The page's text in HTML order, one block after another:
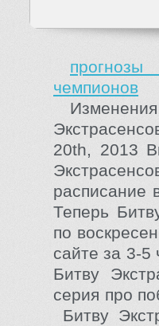
чемпионов
20th, 2013
расписание
Теперь
по
сайте за 3-5
Битву
серия про
Битву